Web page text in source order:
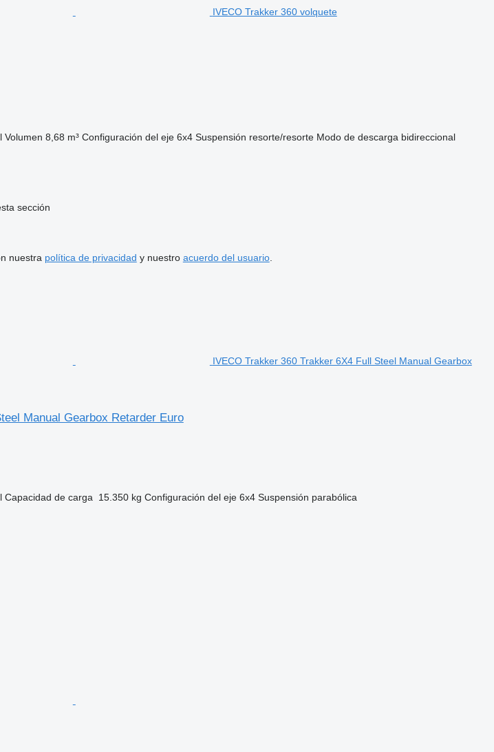
IVECO Trakker 360 volquete
Volumen 8,68 m³ Configuración del eje 6x4 Suspensión resorte/resorte Modo de descarga bidireccional
sección
nuestra política de privacidad y nuestro acuerdo del usuario.
IVECO Trakker 360 Trakker 6X4 Full Steel Manual Gearbox
Manual Gearbox Retarder Euro
Capacidad de carga 15.350 kg Configuración del eje 6x4 Suspensión parabólica